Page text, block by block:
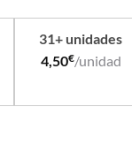
31+ unidades
4,50€/unidad